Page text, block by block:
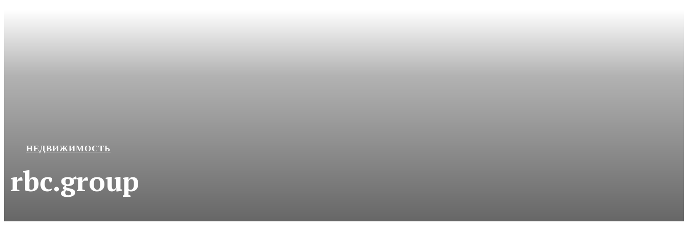
НЕДВИЖИМОСТЬ
rbc.group